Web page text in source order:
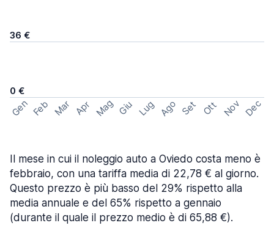
36 €
0 €
Gen Feb Mar Apr Mag Giu Lug Ago Set Ott Nov Dec
Il mese in cui il noleggio auto a Oviedo costa meno è
febbraio, con una tariffa media di 22,78 € al giorno.
Questo prezzo è più basso del 29% rispetto alla
media annuale e del 65% rispetto a gennaio
(durante il quale il prezzo medio è di 65,88 €).